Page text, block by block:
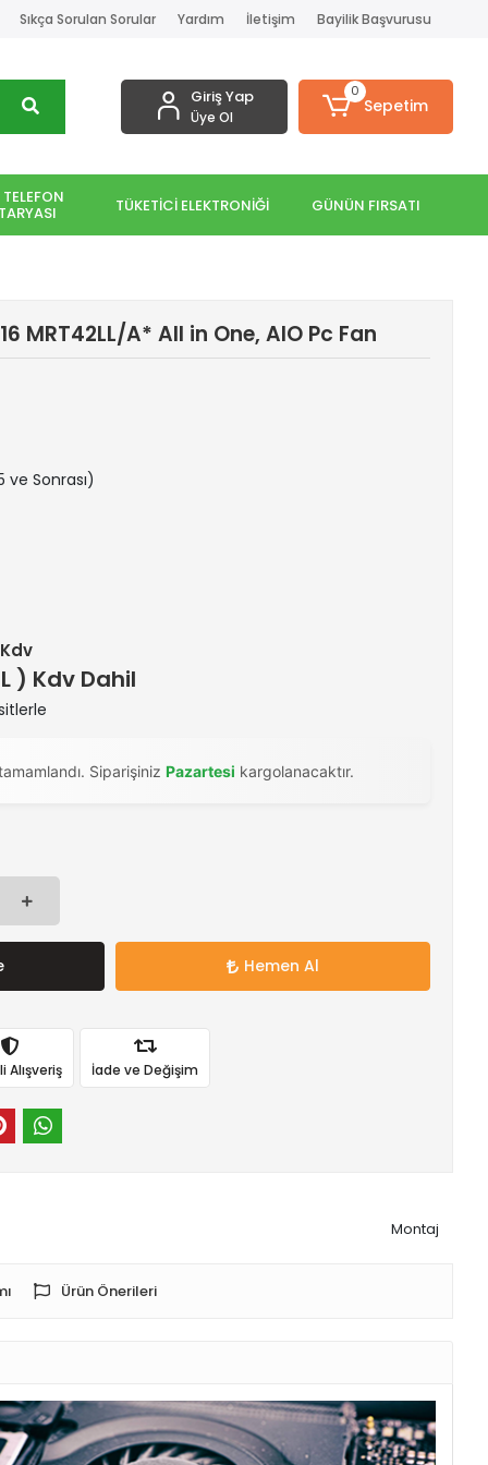
Sıkça Sorulan Sorular Yardım İletişim Bayilik Başvurusu
Giriş Yap
Üye Ol
0
Sepetim
TÜKETİCİ ELEKTRONİĞİ GÜNÜN FIRSATI
MRT42LL/A* All in One, AIO Pc Fan
ve Sonrası)
) Kdv Dahil
Siparişiniz Pazartesi kargolanacaktır.
Hemen Al
Alışveriş İade ve Değişim
Montaj
Ürün Önerileri